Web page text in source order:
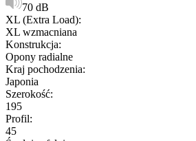
70 dB
XL (Extra Load):
XL wzmacniana
Konstrukcja:
Opony radialne
Kraj pochodzenia:
Japonia
Szerokość:
195
Profil:
45